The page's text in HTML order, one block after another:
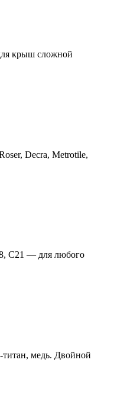
крыш сложной
Decra, Metrotile,
С21 — для любого
медь. Двойной